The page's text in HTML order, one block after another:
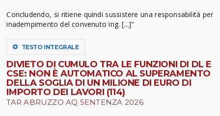
Concludendo, si ritiene quindi sussistere una responsabilità per
inadempimento del convenuto ing. [...]"
TESTO INTEGRALE
DIVIETO DI CUMULO TRA LE FUNZIONI DI DL E
CSE: NON È AUTOMATICO AL SUPERAMENTO
DELLA SOGLIA DI UN MILIONE DI EURO DI
IMPORTO DEI LAVORI (114)
TAR ABRUZZO AQ SENTENZA 2026